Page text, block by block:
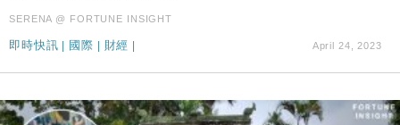
SERENA @ FORTUNE INSIGHT
即時快訊 | 國際 | 財經 | April 24, 2023